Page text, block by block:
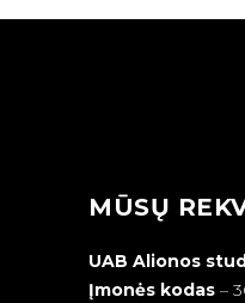
MŪSŲ
UAB Alionos
Įmonės kodas –